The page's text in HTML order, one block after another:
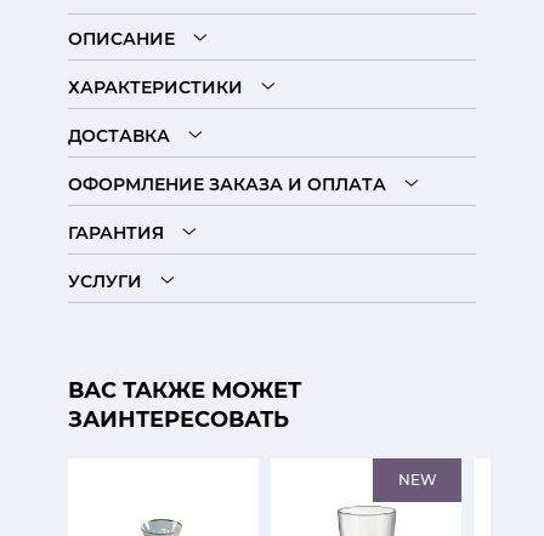
ОПИСАНИЕ
ХАРАКТЕРИСТИКИ
ДОСТАВКА
ОФОРМЛЕНИЕ ЗАКАЗА И ОПЛАТА
ГАРАНТИЯ
УСЛУГИ
ВАС ТАКЖЕ МОЖЕТ
ЗАИНТЕРЕСОВАТЬ
NEW